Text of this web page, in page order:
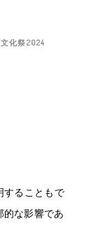
化祭2024
することもで
的な影響であ